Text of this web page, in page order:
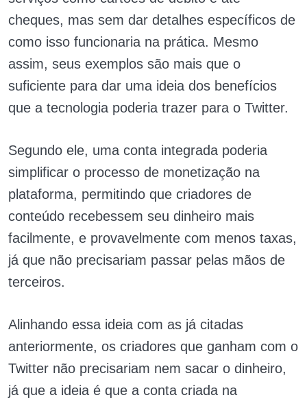
cheques, mas sem dar detalhes específicos de
como isso funcionaria na prática. Mesmo
assim, seus exemplos são mais que o
suficiente para dar uma ideia dos benefícios
que a tecnologia poderia trazer para o Twitter.
Segundo ele, uma conta integrada poderia
simplificar o processo de monetização na
plataforma, permitindo que criadores de
conteúdo recebessem seu dinheiro mais
facilmente, e provavelmente com menos taxas,
já que não precisariam passar pelas mãos de
terceiros.
Alinhando essa ideia com as já citadas
anteriormente, os criadores que ganham com o
Twitter não precisariam nem sacar o dinheiro,
já que a ideia é que a conta criada na